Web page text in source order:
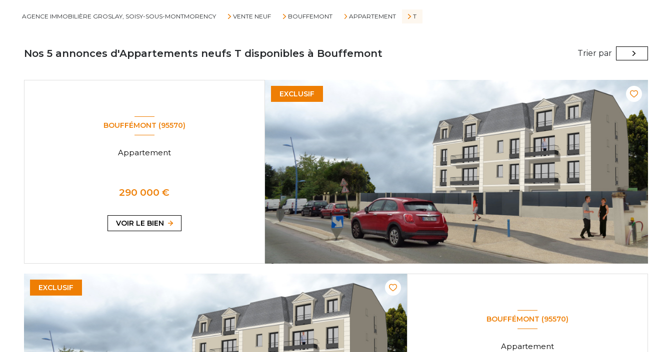
AGENCE IMMOBILIÈRE GROSLAY, SOISY-SOUS-MONTMORENCY VENTE NEUF BOUFFEMONT APPARTEMENT T
Nos 5 annonces d'Appartements neufs T disponibles à Bouffemont Trier par
EXCLUSIF
BOUFFÉMONT (95570)
Appartement
290 000 €
VOIR LE BIEN
EXCLUSIF
BOUFFÉMONT (95570)
Appartement